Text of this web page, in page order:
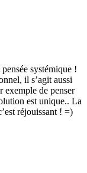
systémique !
il s’agit aussi
exemple de penser
est unique.. La
réjouissant ! =)